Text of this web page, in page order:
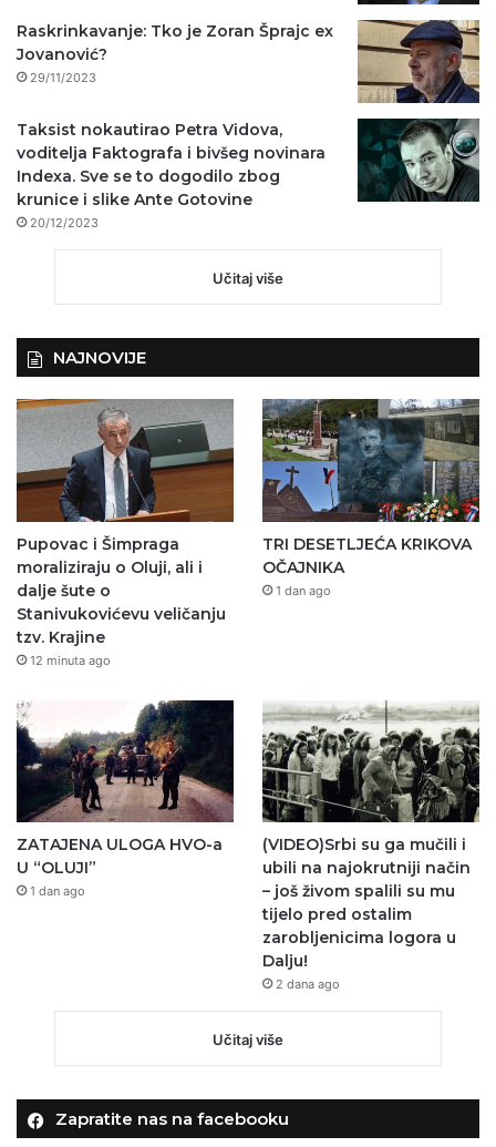
Raskrinkavanje: Tko je Zoran Šprajc ex
Jovanović?
29/11/2023
Taksist nokautirao Petra Vidova,
voditelja Faktografa i bivšeg novinara
Indexa. Sve se to dogodilo zbog
krunice i slike Ante Gotovine
20/12/2023
Učitaj više
NAJNOVIJE
Pupovac i Šimpraga
moraliziraju o Oluji, ali i
dalje šute o
Stanivukovićevu veličanju
tzv. Krajine
12 minuta ago
TRI DESETLJEĆA KRIKOVA
OČAJNIKA
1 dan ago
ZATAJENA ULOGA HVO-a
U “OLUJI”
1 dan ago
(VIDEO)Srbi su ga mučili i
ubili na najokrutniji način
– još živom spalili su mu
tijelo pred ostalim
zarobljenicima logora u
Dalju!
2 dana ago
Učitaj više
Zapratite nas na facebooku